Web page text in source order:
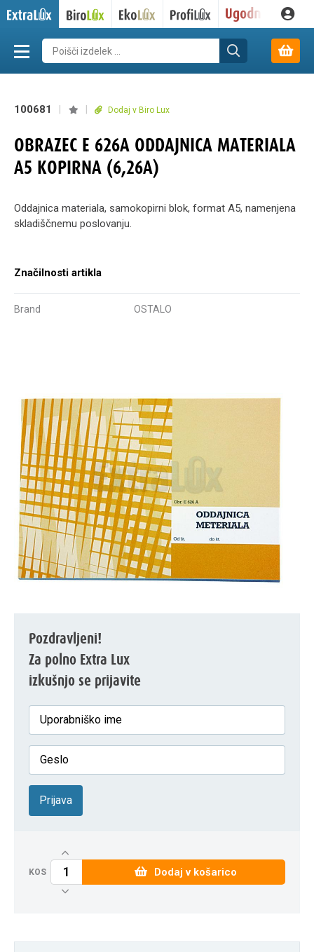
100681 Dodaj v Biro Lux
OBRAZEC E 626A ODDAJNICA MATERIALA
A5 KOPIRNA (6,26A)
Oddajnica materiala, samokopirni blok, format A5, namenjena
skladiščnemu poslovanju.
Značilnosti artikla
Brand OSTALO
Pozdravljeni!
Za polno Extra Lux
izkušnjo se prijavite
Prijava
KOS Dodaj v košarico